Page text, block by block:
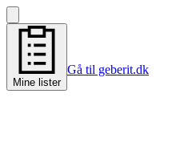
Mine lister
Gå til geberit.dk